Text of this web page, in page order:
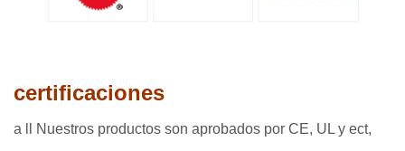
certificaciones
a ll Nuestros productos son aprobados por CE, UL y ect,